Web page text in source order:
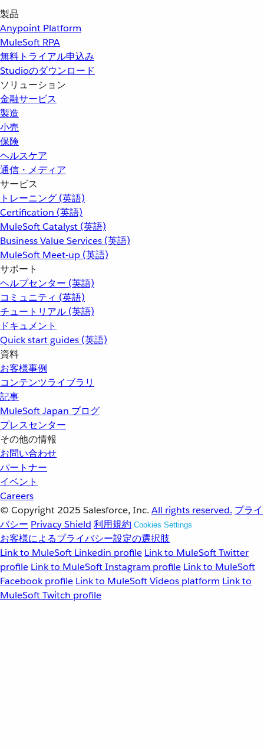
製品
Anypoint Platform
MuleSoft RPA
無料トライアル申込み
Studioのダウンロード
ソリューション
金融サービス
製造
小売
保険
ヘルスケア
通信・メディア
サービス
トレーニング (英語)
Certification (英語)
MuleSoft Catalyst (英語)
Business Value Services (英語)
MuleSoft Meet-up (英語)
サポート
ヘルプセンター (英語)
コミュニティ (英語)
チュートリアル (英語)
ドキュメント
Quick start guides (英語)
資料
お客様事例
コンテンツライブラリ
記事
MuleSoft Japan ブログ
プレスセンター
その他の情報
お問い合わせ
パートナー
イベント
Careers
© Copyright 2025 Salesforce, Inc. All rights reserved. プライ
バシー Privacy Shield 利用規約 Cookies Settings
お客様によるプライバシー設定の選択肢
Link to MuleSoft Linkedin profile Link to MuleSoft Twitter
profile Link to MuleSoft Instagram profile Link to MuleSoft
Facebook profile Link to MuleSoft Videos platform Link to
MuleSoft Twitch profile